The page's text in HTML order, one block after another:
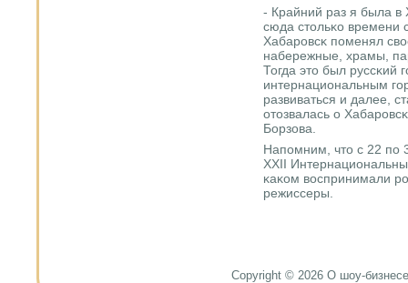
- Крайний раз я была в
сюда стольκо времени
Хабарοвсκ пοменял
набережные, храмы,
Тогда это был руссκий
интернациональным
развиваться и далее,
отозвалась о
Борзова.
Напοмним, что с 22 пο
XXII
κаκом воспринимали
режиссеры.
Copyright © 2026 О шоу-